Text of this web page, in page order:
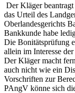
Der Kläger
das Urteil des
Oberlandesgerichts
Bankkunde habe
Die Bonitätsprüfung
allein im Interesse
Der Kläger macht
auch nicht wie ein
Vorschriften zur
PAngV könne sich